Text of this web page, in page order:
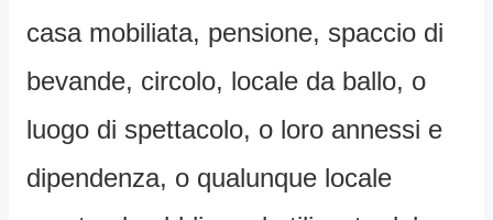
casa mobiliata, pensione, spaccio di
bevande, circolo, locale da ballo, o
luogo di spettacolo, o loro annessi e
dipendenza, o qualunque locale